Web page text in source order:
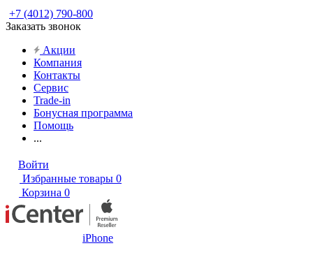
+7 (4012) 790-800
Заказать звонок
Акции
Компания
Контакты
Сервис
Trade-in
Бонусная программа
Помощь
...
Войти
Избранные товары 0
Корзина 0
iPhone